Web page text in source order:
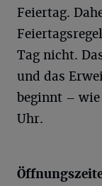
Feiertag.
Tag nicht.
und das
beginnt – wie
Uhr.